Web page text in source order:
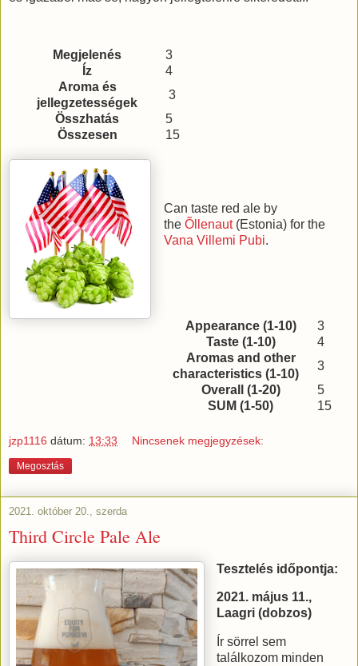
Megjelenés
3
Íz
4
Aroma és
jellegzetességek
3
Összhatás
5
Összesen
15
Can taste red ale by
the Õllenaut(Estonia) for the
Vana Villemi Pubi.
Appearance (1-10)
3
Taste (1-10)
4
Aromas and other
characteristics (1-10)
3
Overall (1-20)
5
SUM (1-50)
15
jzp1116 dátum: 13:33 Nincsenek megjegyzések:
Megosztás
2021. október 20., szerda
Third Circle Pale Ale
Tesztelés időpontja:
2021. május 11.,
Laagri (dobzos)
Ír sörrel sem
találkozom minden